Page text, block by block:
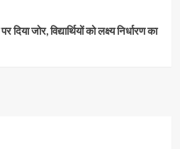
दिया जोर, विद्यार्थियों को लक्ष्य निर्धारण का